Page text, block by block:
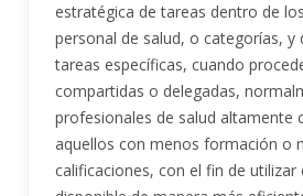
estratégica de tareas dentro de
personal de salud, o categorías, y
tareas específicas, cuando
compartidas o delegadas,
profesionales de salud altamente
aquellos con menos formación o
calificaciones, con el fin de utilizar